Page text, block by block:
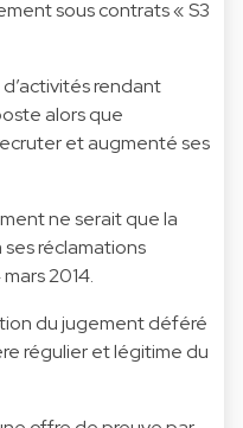
sous contrats « S3
rendant
alors que
et augmenté ses
ne serait que la
réclamations
2014.
du jugement déféré
régulier et légitime du